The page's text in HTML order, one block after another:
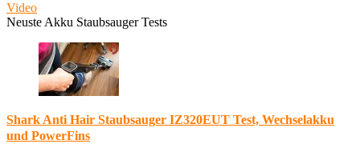
Video
Neuste Akku Staubsauger Tests
Shark Anti Hair Staubsauger IZ320EUT Test, Wechselakku
und PowerFins